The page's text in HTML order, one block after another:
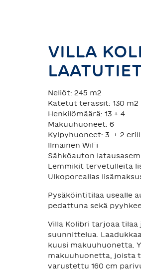
VILLA
Neliöt: 245 m2
Katetut terassit: 130 m2
Henkilömäärä: 13 + 4
Makuuhuoneet: 6
Kylpyhuoneet: 3 + 2
Ilmainen WiFi
Sähköauton
Lemmikit tervetulleita
Ulkoporeallas
Pysäköintitilaa usealle
pedattuna sekä
Villa Kolibri tarjoaa
suunnittelua.
kuusi makuuhuonetta.
makuuhuonetta, joista
varustettu 160 cm